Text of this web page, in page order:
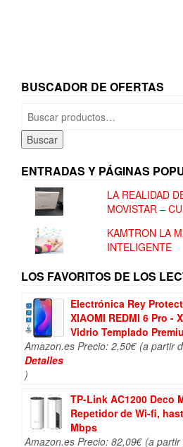
BUSCADOR DE OFERTAS
Buscar
por:
Buscar
ENTRADAS Y PÁGINAS
LA REALIDAD
MOVISTAR –
KAMTRON LA
INTELIGENTE
LOS FAVORITOS DE LOS
Electrónica Rey
XIAOMI REDMI 6 Pro -
Vidrio Templado
Amazon.es Precio: 2,50€ (a partir
Detalles
)
TP-Link AC1200 Deco
Repetidor de Wi-fi,
Mbps
Amazon.es Precio: 82,09€ (a partir